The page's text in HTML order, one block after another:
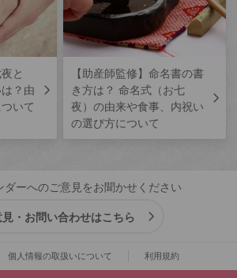
と
？由
いて
【助産師監修】命名書の書
き方は？ 命名式（お七
夜）の由来や食事、内祝い
の選び方について
ダーへのご意見をお聞かせください
見・お問い合わせはこちら
個人情報の取扱いについて 利用規約